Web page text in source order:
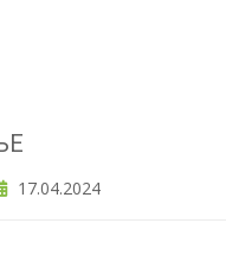
17.04.2024